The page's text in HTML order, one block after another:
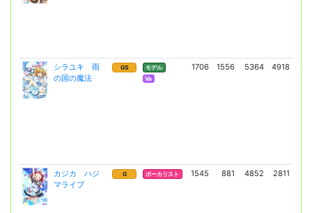
シラユキ 雨
の国の魔法
GS
モデル
Va
1706 1556 5364 4918
カジカ ハジ
マライブ
G ボーカリスト 1545 881 4852 2811